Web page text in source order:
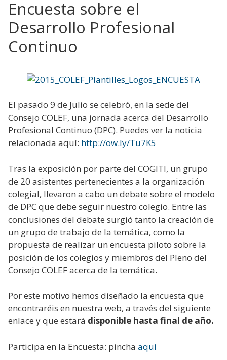
Encuesta sobre el
Desarrollo Profesional
Continuo
El pasado 9 de Julio se celebró, en la sede del
Consejo COLEF, una jornada acerca del Desarrollo
Profesional Continuo (DPC). Puedes ver la noticia
relacionada aquí: http://ow.ly/Tu7K5
Tras la exposición por parte del COGITI, un grupo
de 20 asistentes pertenecientes a la organización
colegial, llevaron a cabo un debate sobre el modelo
de DPC que debe seguir nuestro colegio. Entre las
conclusiones del debate surgió tanto la creación de
un grupo de trabajo de la temática, como la
propuesta de realizar un encuesta piloto sobre la
posición de los colegios y miembros del Pleno del
Consejo COLEF acerca de la temática.
Por este motivo hemos diseñado la encuesta que
encontraréis en nuestra web, a través del siguiente
enlace y que estará disponible hasta final de año.
Participa en la Encuesta: pincha aquí